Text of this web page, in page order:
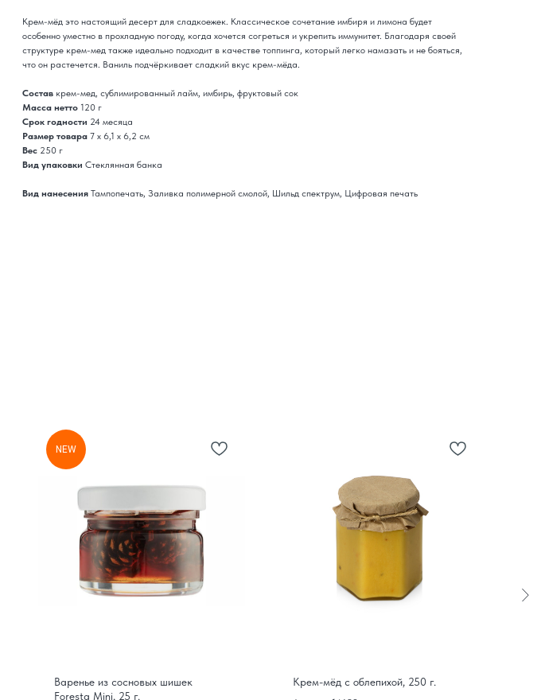
Крем-мёд это настоящий десерт для сладкоежек. Классическое сочетание имбиря и лимона будет
особенно уместно в прохладную погоду, когда хочется согреться и укрепить иммунитет. Благодаря своей
структуре крем-мед также идеально подходит в качестве топпинга, который легко намазать и не бояться,
что он растечется. Ваниль подчёркивает сладкий вкус крем-мёда.
Состав крем-мед, сублимированный лайм, имбирь, фруктовый сок
Масса нетто 120 г
Срок годности 24 месяца
Размер товара 7 х 6,1 х 6,2 см
Вес 250 г
Вид упаковки Стеклянная банка
Вид нанесения Тампопечать, Заливка полимерной смолой, Шильд спектрум, Цифровая печать
NEW
Варенье из сосновых шишек
Foresta Mini, 25 г.
Крем-мёд с облепихой, 250 г.